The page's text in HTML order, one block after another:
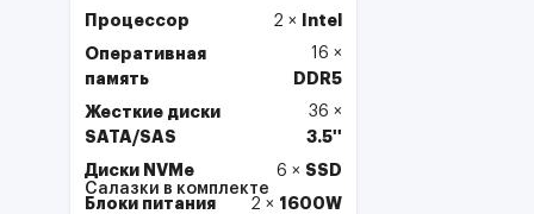
E1CR36H
Процессор 2 ×
Intel
Оперативная
память
16 ×
DDR5
Жесткие диски
SATA/SAS
36 ×
3.5''
Диски NVMe
6 × SSD
Блоки питания
2 × 1600W
Салазки в комплекте